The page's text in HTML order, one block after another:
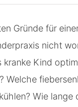
Gründe für
nicht
kranke Kind
Welche
Wie